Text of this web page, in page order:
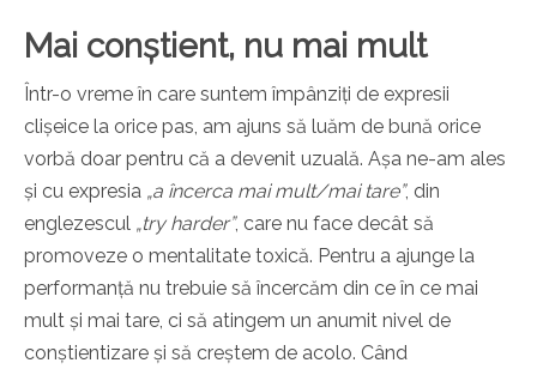
Mai conștient, nu mai mult
Într-o vreme în care suntem împânziți de expresii
clișeice la orice pas, am ajuns să luăm de bună orice
vorbă doar pentru că a devenit uzuală. Așa ne-am ales
și cu expresia „a încerca mai mult/mai tare”, din
englezescul „try harder”, care nu face decât să
promoveze o mentalitate toxică. Pentru a ajunge la
performanță nu trebuie să încercăm din ce în ce mai
mult și mai tare, ci să atingem un anumit nivel de
conștientizare și să creștem de acolo. Când